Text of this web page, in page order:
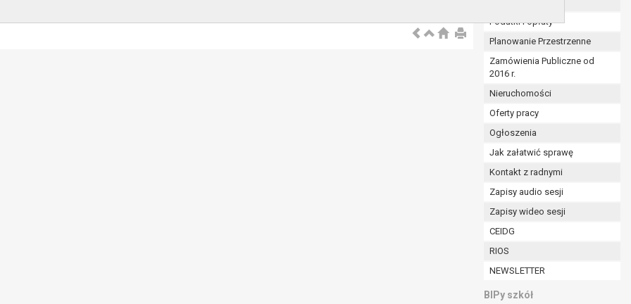
Podatki i opłaty
Planowanie Przestrzenne
Zamówienia Publiczne od
2016 r.
Nieruchomości
Oferty pracy
Ogłoszenia
Jak załatwić sprawę
Kontakt z radnymi
Zapisy audio sesji
Zapisy wideo sesji
CEIDG
RIOS
NEWSLETTER
BIPy szkół
przepisami prawa w celu:
a w szczególności ustawy z dnia 8 marca 1990 r. o samorządzie gminnym (Dz.U. z 2017r., poz. 1875 ze zm.) oraz z
a także obowiązków i zadań zleconych przez instytucje nadrzędne wobec Gminy;
lub innej osoby fizycznej;
są wyłącznie na podstawie wcześniej udzielonej zgody w zakresie i celu określonym w treści zgody.
w pkt. 3, dane osobowe mogą być udostępniane innym upoważnionym odbiorcom lub kategoriom odbiorców danych
niezbędny do realizacji celu dla jakiego zostały zebrane oraz zgodnie z terminami archiwizacji określonymi przez
zgody osoby, której dane dotyczą przetwarzanie odbywa się do czasu wycofania tej zgody.
zawarcia i realizacji umowy przetwarzanie odbywa się przez okres niezbędny do realizacji zawartej umowy, a po tym
dla zabezpieczenia ewentualnych roszczeń, a w przypadku wyrażenia zgody na przetwarzanie danych po zakończeniu i